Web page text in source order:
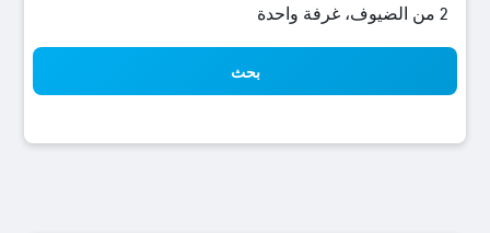
2 من الضيوف، غرفة واحدة
بحث